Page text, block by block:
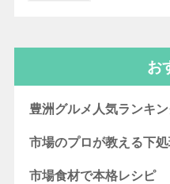
お
豊洲グルメ人気ランキ
市場のプロが教える下処
市場食材で本格レシピ